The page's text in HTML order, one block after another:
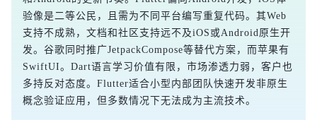
验像是二等公民，且需为不同平台编写重复代码。其Web
支持不成熟，文档和社区支持远不及iOS或Android原生开
发。谷歌同时推广JetpackCompose等替代方案，而苹果有
SwiftUI。Dart语言学习价值有限，市场渗透力弱，客户也
多持反对态度。Flutter适合小型内部团队快速开发非原生
概念验证应用，但多数情况下无法成为主流技术。